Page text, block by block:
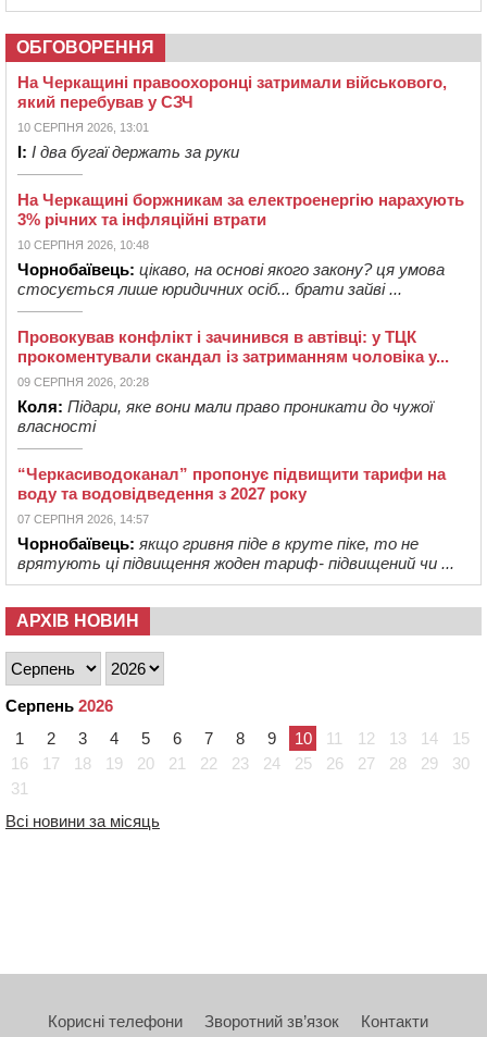
ОБГОВОРЕННЯ
На Черкащині правоохоронці затримали військового,
який перебував у СЗЧ
10 СЕРПНЯ 2026, 13:01
І: І два бугаї держать за руки
На Черкащині боржникам за електроенергію нарахують
3% річних та інфляційні втрати
10 СЕРПНЯ 2026, 10:48
Чорнобаївець: цікаво, на основі якого закону? ця умова
стосується лише юридичних осіб... брати зайві ...
Провокував конфлікт і зачинився в автівці: у ТЦК
прокоментували скандал із затриманням чоловіка у...
09 СЕРПНЯ 2026, 20:28
Коля: Підари, яке вони мали право проникати до чужої
власності
“Черкасиводоканал” пропонує підвищити тарифи на
воду та водовідведення з 2027 року
07 СЕРПНЯ 2026, 14:57
Чорнобаївець: якщо гривня піде в круте піке, то не
врятують ці підвищення жоден тариф- підвищений чи ...
АРХІВ НОВИН
Серпень 2026
1
2 3 4 5 6 7 8 9 10 11 12 13 14
15
16
17 18 19 20 21 22 23 24 25 26 27 28 29
30
31
Всі новини за місяць
Корисні телефони Зворотний зв’язок Контакти